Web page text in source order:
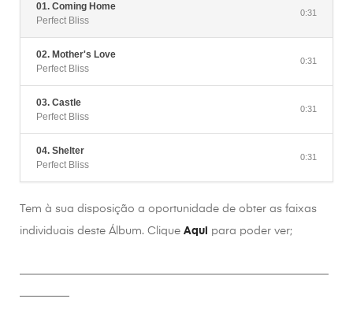
01. Coming Home
Perfect Bliss
0:31
02. Mother's Love
Perfect Bliss
0:31
03. Castle
Perfect Bliss
0:31
04. Shelter
Perfect Bliss
0:31
Tem à sua disposição a oportunidade de obter as faixas
individuais deste Álbum. Clique Aqui para poder ver;